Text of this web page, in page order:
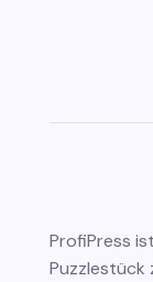
ProfiPress
Puzzlestück